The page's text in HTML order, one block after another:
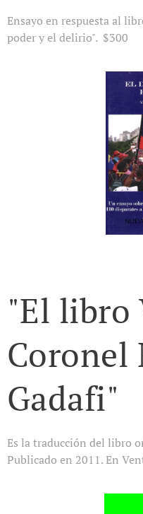
Ensayo en respuesta al
poder y el delirio". $300
"El libro
Coronel
Gadafi"
Es la traducción del libro
Publicado en 2011. En